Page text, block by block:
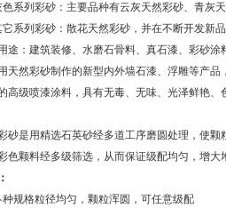
系列彩砂：主要品种有云灰天然彩砂、青灰
系列彩砂：散花天然彩砂，并在不断开发新
途：建筑装修、水磨石骨料、真石漆、彩砂涂
天然彩砂制作的新型内外墙石漆、浮雕等产
高级喷漆涂料，具有无毒、无味、光泽鲜艳
砂是用精选石英砂经多道工序磨圆处理，使颗
色颗料经多级筛选，从而保证级配均匀，增大
规格粒径均匀，颗粒浑圆，可任意级配